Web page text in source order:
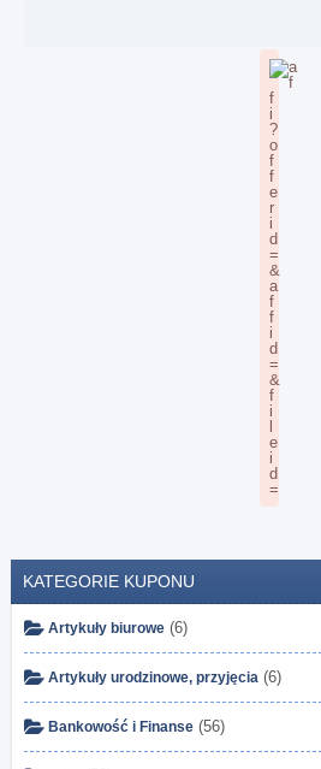
KATEGORIE KUPONU
Artykuły biurowe (6)
Artykuły urodzinowe, przyjęcia (6)
Bankowość i Finanse (56)